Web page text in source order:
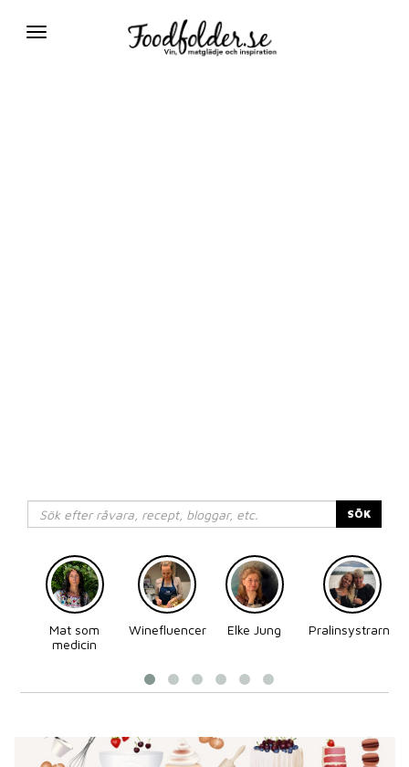
Växla
SÖK
Mat som
medicin
Winefluencer Elke Jung
Pralinsystrarna